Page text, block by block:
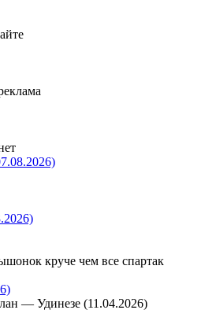
круче чем все спартак
— Удинезе (11.04.2026)